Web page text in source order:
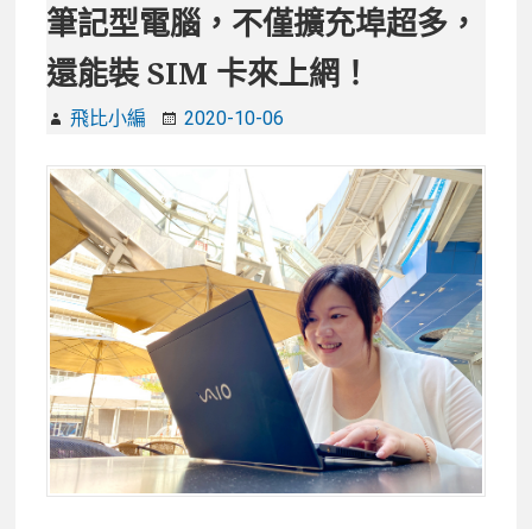
筆記型電腦，不僅擴充埠超多，
還能裝 SIM 卡來上網！
飛比小編 2020-10-06